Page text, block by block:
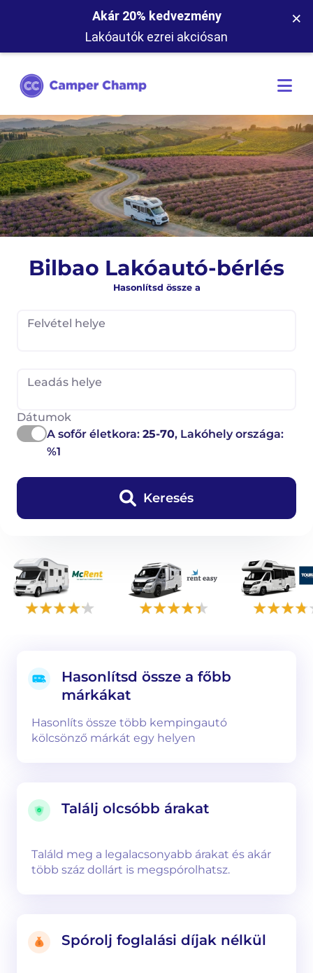
Akár 20% kedvezmény
Lakóautók ezrei akciósan
×
Bilbao Lakóautó-bérlés
Hasonlítsd össze a
Felvétel helye
Leadás helye
Dátumok
A sofőr életkora:25-70, Lakóhely országa:
%1
Keresés
Hasonlítsd össze a főbb
márkákat
Hasonlíts össze több kempingautó
kölcsönző márkát egy helyen
Találj olcsóbb árakat
Találd meg a legalacsonyabb árakat és akár
több száz dollárt is megspórolhatsz.
Spórolj foglalási díjak nélkül